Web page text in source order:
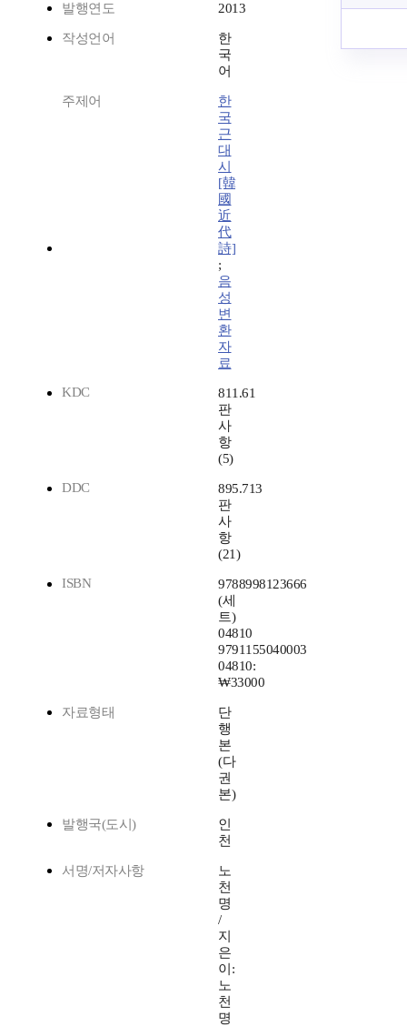
발행연도 2013
작성언어
한
국
어
주제어
한
국
근
대
시
[韓
國
近
代
詩]
;
음
성
변
환
자
료
KDC
811.61
판
사
항
(5)
DDC
895.713
판
사
항
(21)
ISBN
9788998123666
(세
트)
04810
9791155040003
04810:
₩33000
자료형태
단
행
본
(다
권
본)
발행국(도시)
인
천
서명/저자사항
노
천
명
/
지
은
이:
노
천
명